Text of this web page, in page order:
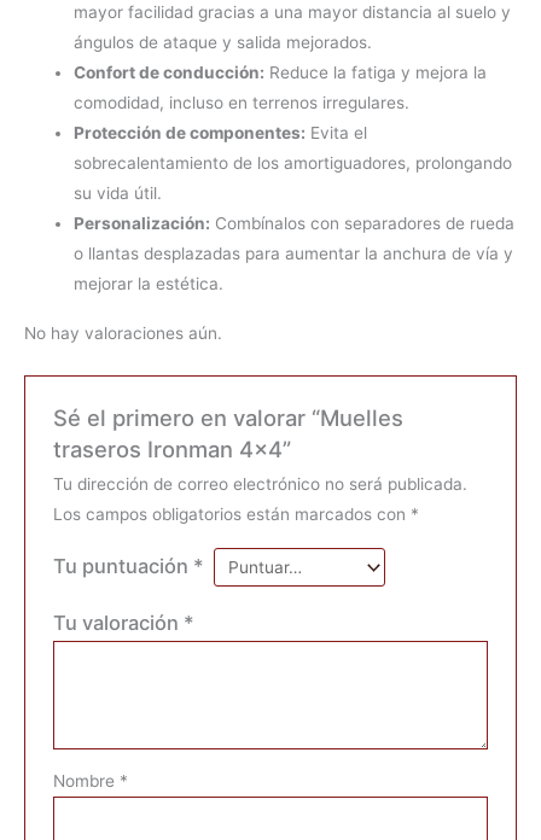
mayor facilidad gracias a una mayor distancia al suelo y
ángulos de ataque y salida mejorados.
Confort de conducción: Reduce la fatiga y mejora la
comodidad, incluso en terrenos irregulares.
Protección de componentes: Evita el
sobrecalentamiento de los amortiguadores, prolongando
su vida útil.
Personalización: Combínalos con separadores de rueda
o llantas desplazadas para aumentar la anchura de vía y
mejorar la estética.
No hay valoraciones aún.
Sé el primero en valorar “Muelles
traseros Ironman 4×4”
Tu dirección de correo electrónico no será publicada.
Los campos obligatorios están marcados con *
Tu puntuación *
Tu valoración *
Nombre *